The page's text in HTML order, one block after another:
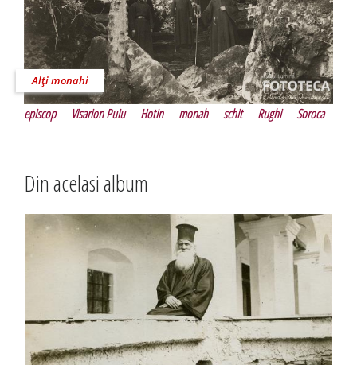
Alţi monahi
episcop Visarion Puiu Hotin monah schit Rughi Soroca
Din acelasi album